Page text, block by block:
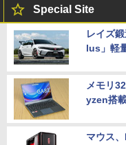
Special Site
レイズ
lus」軽
メモリ
yzen搭
マウス